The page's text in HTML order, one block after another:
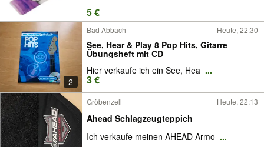
5 €
2
Bad Abbach Heute, 22:30
See, Hear & Play 8 Pop Hits, Gitarre
Übungsheft mit CD
Hier verkaufe ich ein See, Hea ...
3 €
Gröbenzell Heute, 22:13
Ahead Schlagzeugteppich
Ich verkaufe meinen AHEAD Armo ...